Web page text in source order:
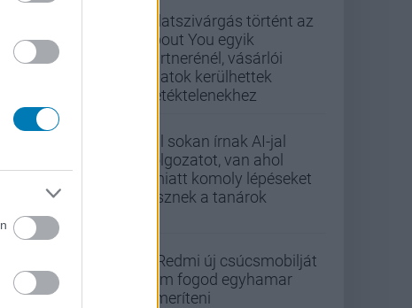
Adatszivárgás történt az
About You egyik
partnerénél, vásárlói
adatok kerülhettek
illetéktelenekhez
Túl sokan írnak AI-jal
dolgozatot, van ahol
emiatt komoly lépéseket
tesznek a tanárok
A Redmi új csúcsmobilját
nem fogod egyhamar
lemeríteni